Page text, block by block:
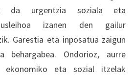
da urgentzia soziala eta
izanen den gailur
Garestia eta inposatua zaigun
behargabea. Ondorioz, aurre
eta sozial itzelak